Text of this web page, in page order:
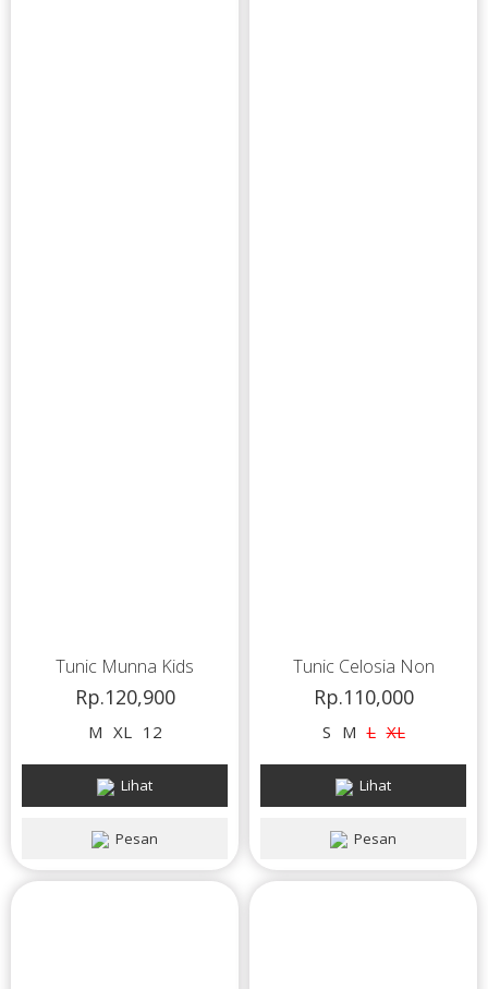
Tunic Munna Kids
Rp.120,900
M XL 12
Pesan
Lihat
Tunic Celosia Non
Rp.110,000
S M L XL
Pesan
Lihat